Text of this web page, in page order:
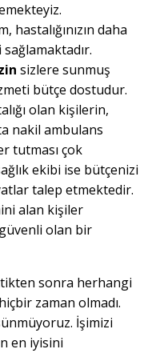
hastalığınızın daha
sizlere sunmuş
bütçe dostudur.
olan kişilerin,
nakil ambulans
tutması çok
ekibi ise bütçenizi
talep etmektedir.
alan kişiler
olan bir
sonra herhangi
zaman olmadı.
İşimizi
en iyisini